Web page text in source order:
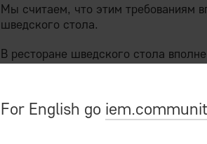
Мы считаем, что этим требованиям
шведского стола.
В ресторане шведского стола
минут. Качество и ассортимент
посетителя и может находиться на
Дешевизна — при крупных объемах
предполагает промышленную
For English go